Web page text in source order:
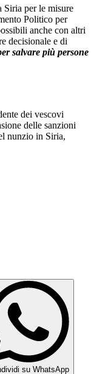
Siria per le misure
Politico per
anche con altri
decisionale e di
salvare più persone
dei vescovi
delle sanzioni
nunzio in Siria,
su WhatsApp